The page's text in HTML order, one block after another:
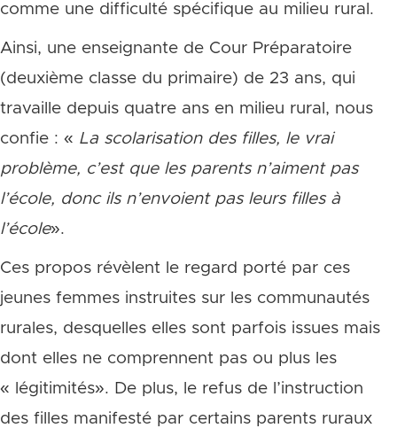
comme une difficulté spécifique au milieu rural.
Ainsi, une enseignante de Cour Préparatoire
(deuxième classe du primaire) de 23 ans, qui
travaille depuis quatre ans en milieu rural, nous
confie : « La scolarisation des filles, le vrai
problème, c’est que les parents n’aiment pas
l’école, donc ils n’envoient pas leurs filles à
l’école».
Ces propos révèlent le regard porté par ces
jeunes femmes instruites sur les communautés
rurales, desquelles elles sont parfois issues mais
dont elles ne comprennent pas ou plus les
« légitimités». De plus, le refus de l’instruction
des filles manifesté par certains parents ruraux